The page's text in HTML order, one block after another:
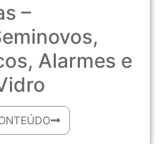
–
Alarmes e